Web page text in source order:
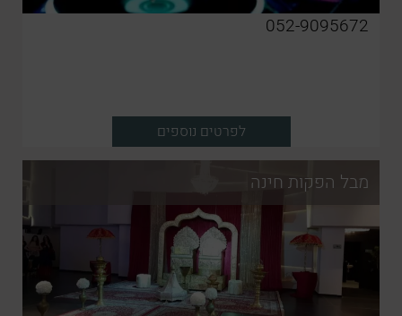
052-9095672
לפרטים נוספים
מבל הפקות חינה